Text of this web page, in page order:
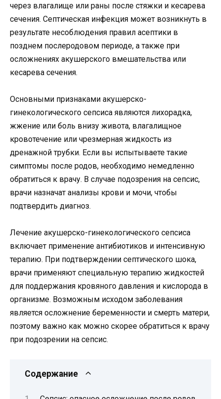
через влагалище или раны после стяжки и кесарева
сечения. Септическая инфекция может возникнуть в
результате несоблюдения правил асептики в
позднем послеродовом периоде, а также при
осложнениях акушерского вмешательства или
кесарева сечения.
Основными признаками акушерско-
гинекологического сепсиса являются лихорадка,
жжение или боль внизу живота, влагалищное
кровотечение или чрезмерная жидкость из
дренажной трубки. Если вы испытываете такие
симптомы после родов, необходимо немедленно
обратиться к врачу. В случае подозрения на сепсис,
врачи назначат анализы крови и мочи, чтобы
подтвердить диагноз.
Лечение акушерско-гинекологического сепсиса
включает применение антибиотиков и интенсивную
терапию. При подтверждении септического шока,
врачи применяют специальную терапию жидкостей
для поддержания кровяного давления и кислорода в
организме. Возможным исходом заболевания
является осложнение беременности и смерть матери,
поэтому важно как можно скорее обратиться к врачу
при подозрении на сепсис.
Содержание